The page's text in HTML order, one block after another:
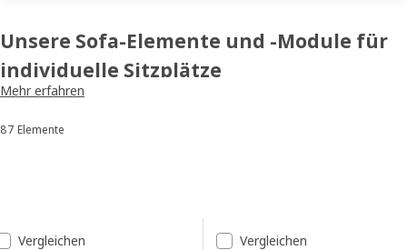
Unsere Sofa-Elemente und -Module für
individuelle Sitzplätze
Wünschst du dir mehr Sitzplätze? Mehr Platz, mehr Komfort, mehr
du hier richtig. IKEA Sofa-Module erwarten dich. Kombiniere die
Mehr erfahren
Sortieren und Filtern
87 Elemente
Ergebnis-Liste
Vergleichen Vergleichen